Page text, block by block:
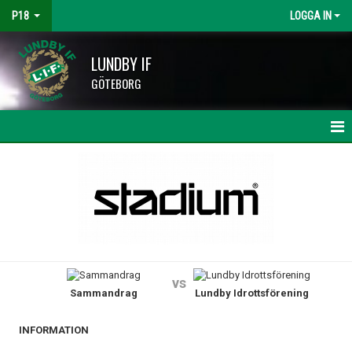
P18 LOGGA IN
LUNDBY IF
GÖTEBORG
BILDGALLERI
Sammandrag
vs
Lundby Idrottsförening
INFORMATION